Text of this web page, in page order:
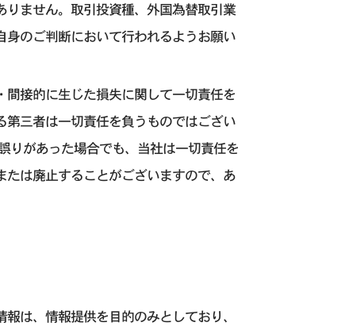
ません。取引投資種、外国為替取引業
のご判断において行われるようお願い
接的に生じた損失に関して一切責任を
三者は一切責任を負うものではござい
りがあった場合でも、当社は一切責任を
は廃止することがございますので、あ
は、情報提供を目的のみとしており、